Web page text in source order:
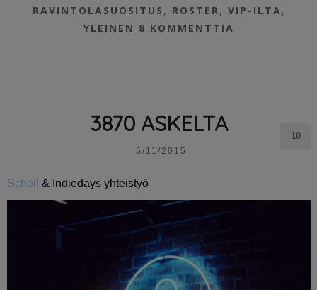
RAVINTOLASUOSITUS , ROSTER , VIP-ILTA ,
YLEINEN 8 KOMMENTTIA
3870 ASKELTA
5/11/2015
10
Scholl & Indiedays yhteistyö